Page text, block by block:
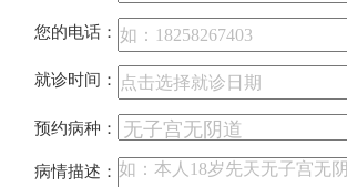
您的电话：
就诊时间：
预约病种：
病情描述：